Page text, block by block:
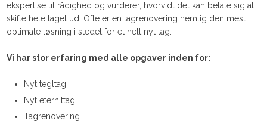
ekspertise til rådighed og vurderer, hvorvidt det kan betale sig at
skifte hele taget ud. Ofte er en tagrenovering nemlig den mest
optimale løsning i stedet for et helt nyt tag.
Vi har stor erfaring med alle opgaver inden for:
Nyt tegltag
Nyt eternittag
Tagrenovering